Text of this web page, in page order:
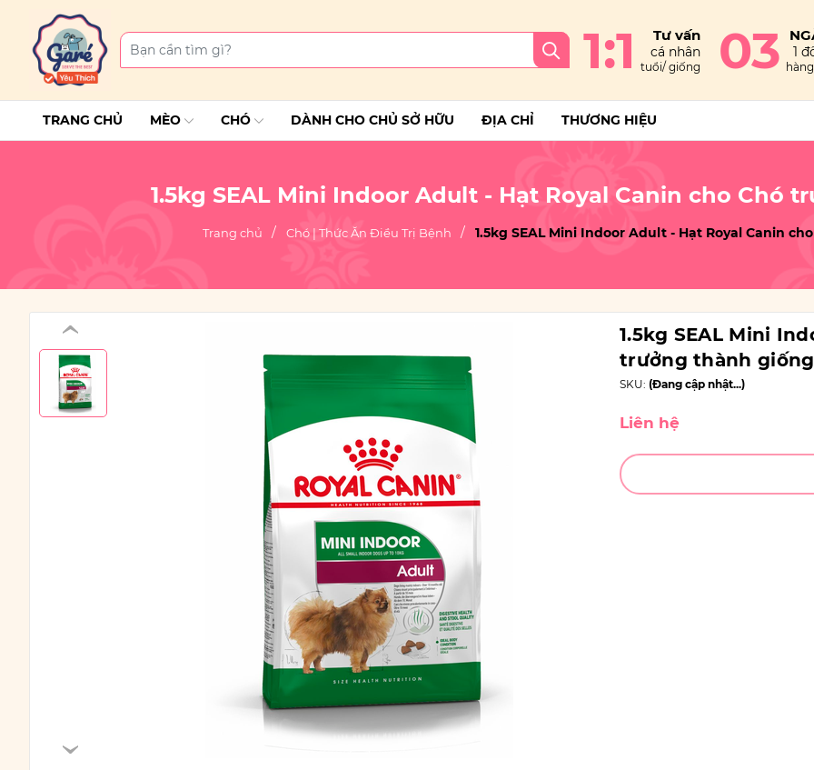
1:1 Tư vấn
cá nhân
tuổi/ giống 03 1
TRANG CHỦ MÈO CHÓ DÀNH CHO CHỦ SỞ HỮU ĐỊA CHỈ THƯƠNG HIỆU
1.5kg SEAL Mini Indoor Adult - Hạt Royal Canin cho Chó
Trang chủ Chó | Thức Ăn Điều Trị Bệnh 1.5kg SEAL Mini Indoor Adult - Hạt Royal Canin
1.5kg SEAL Mini
trưởng thành
SKU: (Đang cập nhật...)
Liên hệ